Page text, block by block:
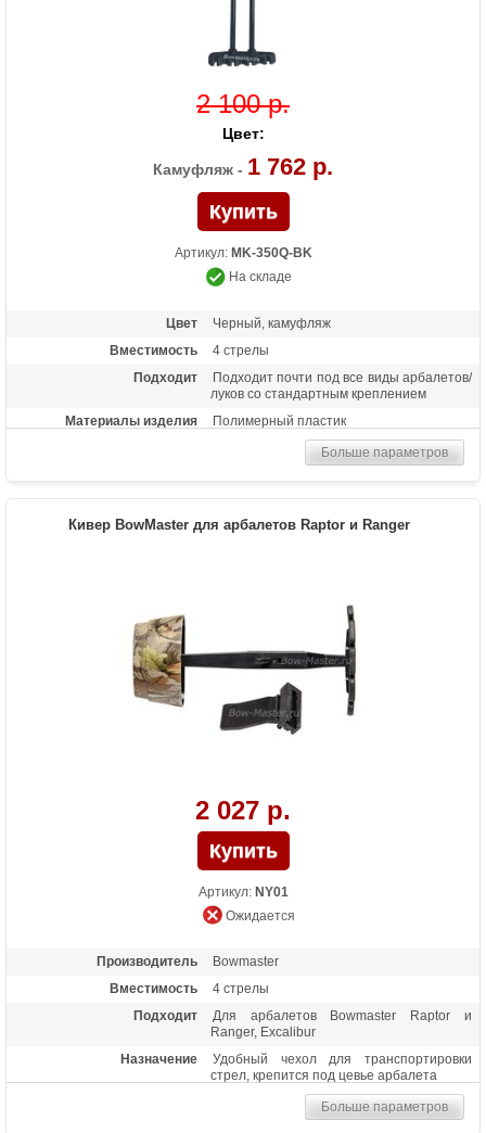
2 100 р.
Цвет:
Камуфляж - 1 762 р.
Артикул: MK-350Q-BK
На складе
Цвет
Черный, камуфляж
Вместимость
4 стрелы
Подходит
Подходит почти под все виды арбалетов/
луков со стандартным креплением
Материалы изделия
Полимерный пластик
Больше параметров
Кивер BowMaster для арбалетов Raptor и Ranger
2 027 р.
Артикул: NY01
Ожидается
Производитель
Bowmaster
Вместимость
4 стрелы
Подходит
Для арбалетов Bowmaster Raptor и
Ranger, Excalibur
Назначение
Удобный чехол для транспортировки
стрел, крепится под цевье арбалета
Больше параметров